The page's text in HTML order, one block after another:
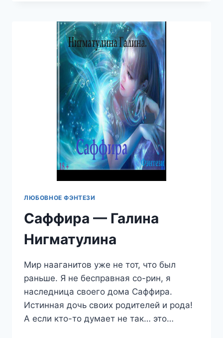
НИГМАТУЛИНА
ЛЮБОВНОЕ ФЭНТЕЗИ
Саффира — Галина
Нигматулина
Мир нааганитов уже не тот, что был
раньше. Я не бесправная со-рин, я
наследница своего дома Саффира.
Истинная дочь своих родителей и рода!
А если кто-то думает не так… это…